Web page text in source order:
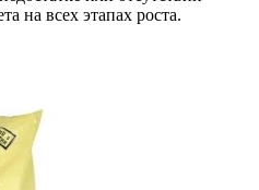
на всех этапах роста.